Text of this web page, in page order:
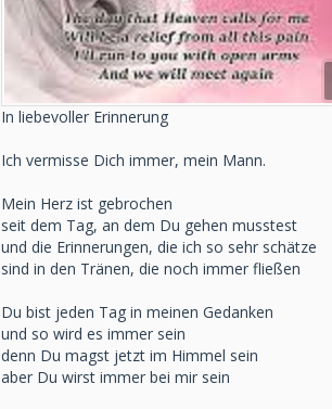
In liebevoller Erinnerung
Ich vermisse Dich immer, mein Mann.
Mein Herz ist gebrochen
seit dem Tag, an dem Du gehen musstest
und die Erinnerungen, die ich so sehr schätze
sind in den Tränen, die noch immer fließen
Du bist jeden Tag in meinen Gedanken
und so wird es immer sein
denn Du magst jetzt im Himmel sein
aber Du wirst immer bei mir sein